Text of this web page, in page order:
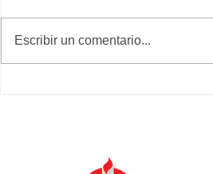
Escribir un comentario...